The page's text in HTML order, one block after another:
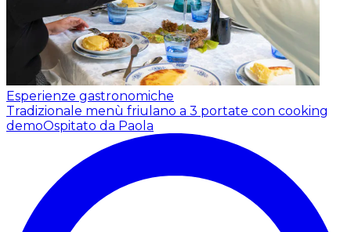
Esperienze gastronomiche
Tradizionale menù friulano a 3 portate con cooking
demoOspitato da Paola